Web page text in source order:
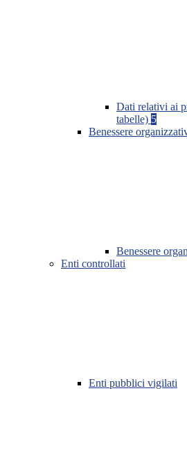
Dati relativi ai
tabelle) 5
Benessere
Benessere
Enti controllati
Enti pubblici vigilati